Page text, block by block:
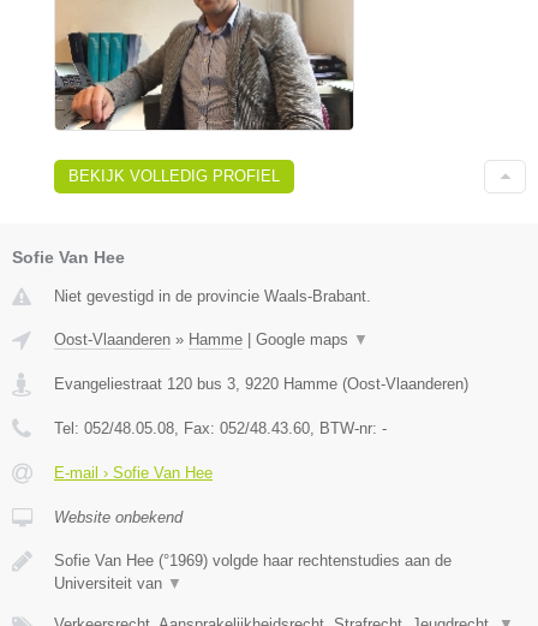
BEKIJK VOLLEDIG PROFIEL
Sofie Van Hee
Niet gevestigd in de provincie Waals-Brabant.
Oost-Vlaanderen » Hamme | Google maps ▼
Evangeliestraat 120 bus 3 9220 Hamme (Oost-Vlaanderen)
Tel: 052/48.05.08 , Fax: 052/48.43.60 , BTW-nr: -
E-mail › Sofie Van Hee
Website onbekend
Sofie Van Hee (°1969) volgde haar rechtenstudies aan de
Universiteit van ▼